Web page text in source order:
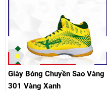
Giày Bóng Chuyền Sao Vàng
301 Vàng Xanh